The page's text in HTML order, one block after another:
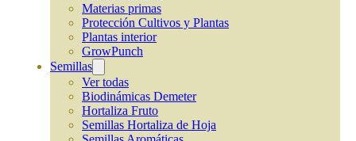
Materias primas
Protección Cultivos y Plantas
Plantas interior
GrowPunch
Semillas
Ver todas
Biodinámicas Demeter
Hortaliza Fruto
Semillas Hortaliza de Hoja